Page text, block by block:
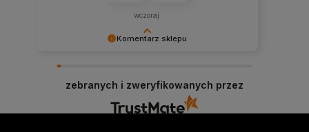
Komentarz sklepu
w naszym sklepie pozostaną z Tobą na dłużej. Z
serdecznymi pozdrowieniami, zespół Morowo
wczoraj
zebranych i zweryfikowanych przez